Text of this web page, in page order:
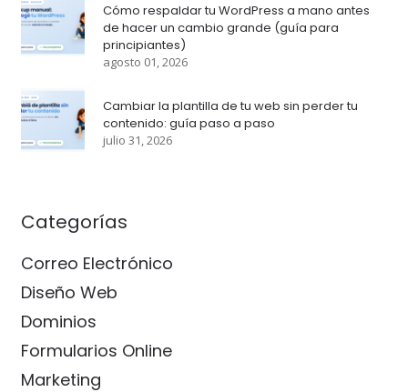
Cómo respaldar tu WordPress a mano antes
de hacer un cambio grande (guía para
principiantes)
agosto 01, 2026
Cambiar la plantilla de tu web sin perder tu
contenido: guía paso a paso
julio 31, 2026
Categorías
Correo Electrónico
Diseño Web
Dominios
Formularios Online
Marketing